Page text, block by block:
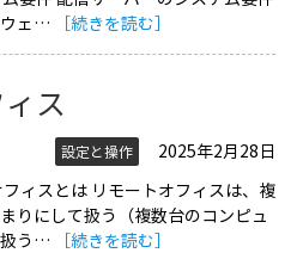
ウェ…
［続きを読む］
ス
設定と操作
2025年2月28日
ィスとは リモートオフィスは、複
りにして扱う（複数台のコンピュ
扱う…
［続きを読む］